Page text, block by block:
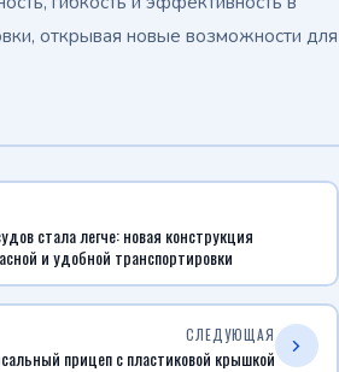
открывая новые возможности для
стала легче: новая конструкция
и удобной транспортировки
СЛЕДУЮЩАЯ
прицеп с пластиковой крышкой